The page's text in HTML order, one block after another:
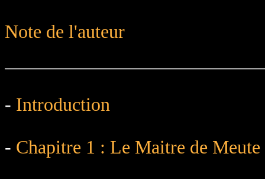
Note de l'auteur
- Introduction
- Chapitre 1 : Le Maitre de Meute